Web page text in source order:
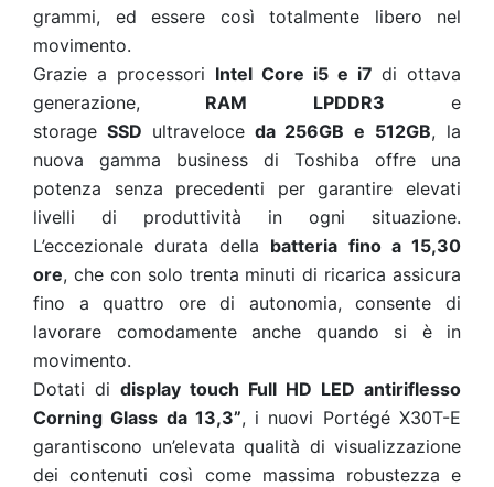
grammi, ed essere così totalmente libero nel
movimento.
Grazie a processori Intel Core i5 e i7 di ottava
generazione,
RAM LPDDR3
e
storage SSD ultraveloce da 256GB e 512GB, la
nuova gamma business di Toshiba offre una
potenza senza precedenti per garantire elevati
livelli di produttività in ogni situazione.
L’eccezionale durata della batteria fino a 15,30
ore, che con solo trenta minuti di ricarica assicura
fino a quattro ore di autonomia, consente di
lavorare comodamente anche quando si è in
movimento.
Dotati di display touch Full HD LED antiriflesso
Corning Glass da 13,3”, i nuovi Portégé X30T-E
garantiscono un’elevata qualità di visualizzazione
dei contenuti così come massima robustezza e